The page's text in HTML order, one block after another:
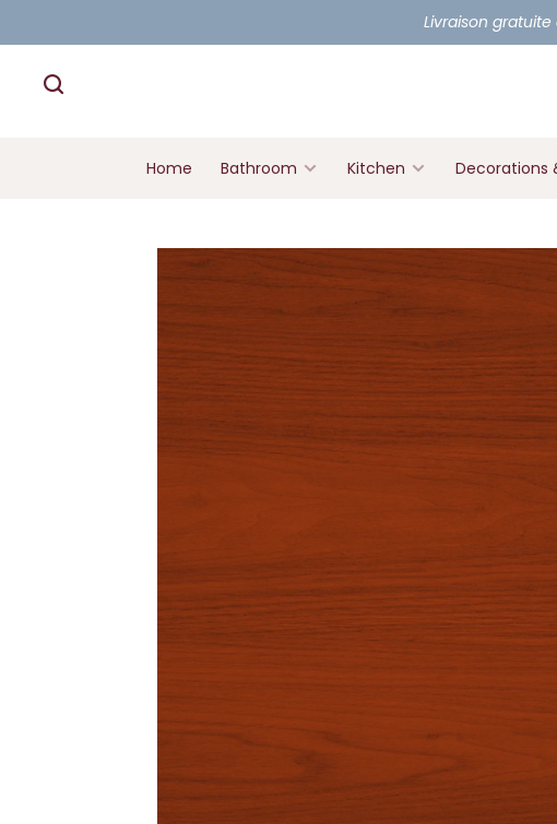
Livraison gratuite
Home Bathroom Kitchen Decorations